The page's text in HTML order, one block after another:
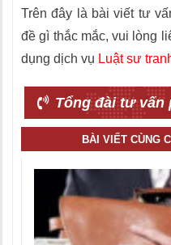
Trên đây là bài viết tư
đề gì thắc mắc, vui lòng
dụng dịch vụ Luật sư
Tổng đài tư vấn
BÀI VIẾT CÙNG